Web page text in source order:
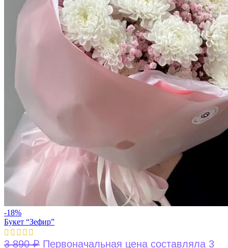
-18%
Букет “Зефир”
3 890₽ Первоначальная цена составляла 3